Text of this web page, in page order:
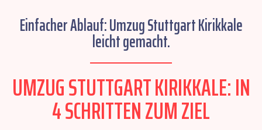
Einfacher Ablauf: Umzug Stuttgart Kirikkale
leicht gemacht.
UMZUG STUTTGART KIRIKKALE: IN
4 SCHRITTEN ZUM ZIEL